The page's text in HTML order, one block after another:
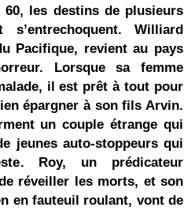
60, les destins de plusieurs
Williard
Pacifique, revient au pays
Lorsque sa femme
il est prêt à tout pour
épargner à son fils Arvin.
un couple étrange qui
jeunes auto-stoppeurs qui
Roy, un prédicateur
réveiller les morts, et son
en fauteuil roulant, vont de